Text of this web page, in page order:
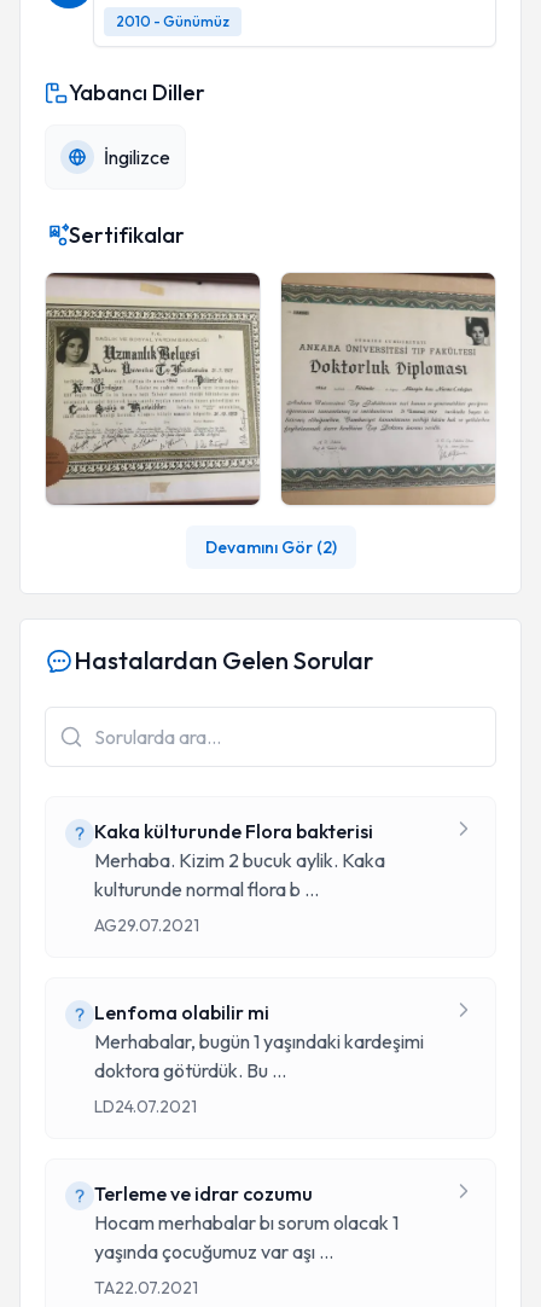
2010 - Günümüz
Yabancı Diller
İngilizce
Sertifikalar
Devamını Gör (2)
Hastalardan Gelen Sorular
Kaka külturunde Flora bakterisi
Merhaba. Kizim 2 bucuk aylik. Kaka
kulturunde normal flora b ...
AG29.07.2021
Lenfoma olabilir mi
Merhabalar, bugün 1 yaşındaki kardeşimi
doktora götürdük. Bu ...
LD24.07.2021
Terleme ve idrar cozumu
Hocam merhabalar bı sorum olacak 1
yaşında çocuğumuz var aşı ...
TA22.07.2021